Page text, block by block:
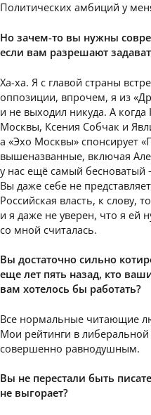
Политических амбиций у
Но зачем-то вы нужны
если вам разрешают
Ха-ха. Я с главой страны
оппозиции, впрочем, я из
и не выходил никуда. А
Москвы, Ксения Собчак и
а «Эхо Москвы» спонсирует
вышеназванные, включая
у нас ещё самый
Вы даже себе не
Российская власть, к слову,
и я даже не уверен, что я ей
со мной считалась.
Вы достаточно сильно
еще лет пять назад, кто
вам хотелось бы работать?
Все нормальные читающие
Мои рейтинги в
совершенно равнодушным.
Вы не перестали быть
не выгорает?